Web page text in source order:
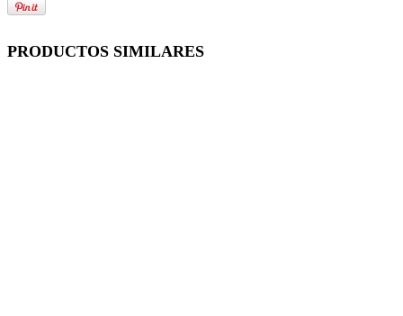
PRODUCTOS SIMILARES